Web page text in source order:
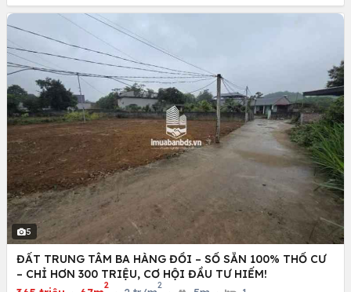
5
ĐẤT TRUNG TÂM BA HÀNG ĐỒI – SỔ SẴN 100% THỔ CƯ
– CHỈ HƠN 300 TRIỆU, CƠ HỘI ĐẦU TƯ HIẾM!
2 2